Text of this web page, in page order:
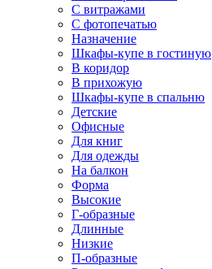
С витражами
С фотопечатью
Назначение
Шкафы-купе в гостиную
В коридор
В прихожую
Шкафы-купе в спальню
Детские
Офисные
Для книг
Для одежды
На балкон
Форма
Высокие
Г-образные
Длинные
Низкие
П-образные